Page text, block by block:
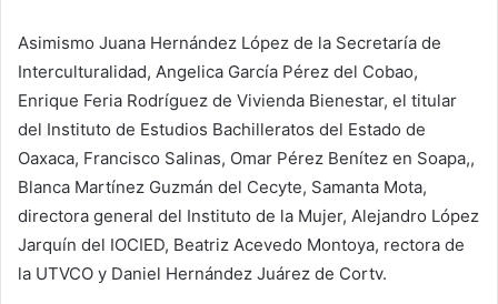
Asimismo Juana Hernández López de la Secretaría de
Interculturalidad, Angelica García Pérez del Cobao,
Enrique Feria Rodríguez de Vivienda Bienestar, el titular
del Instituto de Estudios Bachilleratos del Estado de
Oaxaca, Francisco Salinas, Omar Pérez Benítez en Soapa,,
Blanca Martínez Guzmán del Cecyte, Samanta Mota,
directora general del Instituto de la Mujer, Alejandro López
Jarquín del IOCIED, Beatriz Acevedo Montoya, rectora de
la UTVCO y Daniel Hernández Juárez de Cortv.